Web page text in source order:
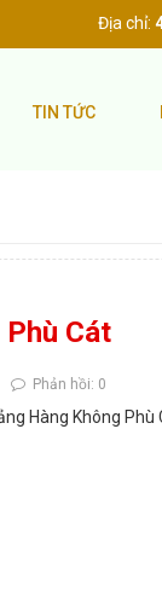
Địa chỉ:
TIN TỨC
Cát
Phản hồi: 0
Hàng Không Phù